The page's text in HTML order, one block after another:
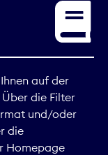
auf der
die Filter
und/oder
die
Homepage